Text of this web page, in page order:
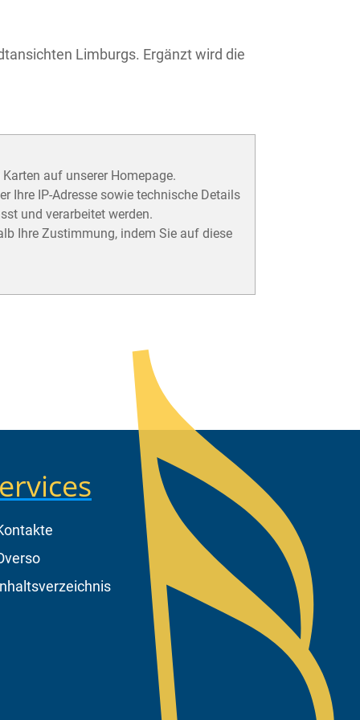
Limburgs. Ergänzt wird die
auf unserer Homepage.
Ihre IP-Adresse sowie technische Details
und verarbeitet werden.
Ihre Zustimmung, indem Sie auf diese